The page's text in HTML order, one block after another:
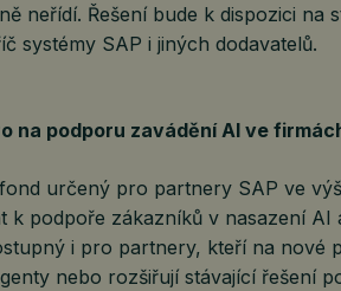
neřídí. Řešení bude k dispozici
systémy SAP i jiných dodavatelů.
na podporu zavádění AI ve
určený pro partnery SAP ve
k podpoře zákazníků v nasazení AI
i pro partnery, kteří na nové
nebo rozšiřují stávající řešení